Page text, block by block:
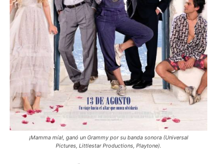
¡Mamma mía!, ganó un Grammy por su banda sonora (Universal
Pictures, Littlestar Productions, Playtone).